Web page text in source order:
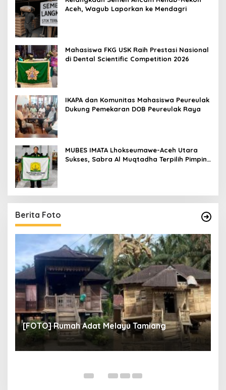
Aceh, Wagub Laporkan ke Mendagri
Mahasiswa FKG USK Raih Prestasi Nasional
di Dental Scientific Competition 2026
IKAPA dan Komunitas Mahasiswa Peureulak
Dukung Pemekaran DOB Peureulak Raya
MUBES IMATA Lhokseumawe-Aceh Utara
Sukses, Sabra Al Muqtadha Terpilih Pimpin
Berita Foto
[FOTO] Rumah Adat Melayu Tamiang